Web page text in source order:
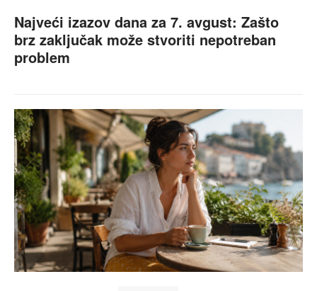
Najveći izazov dana za 7. avgust: Zašto
brz zaključak može stvoriti nepotreban
problem